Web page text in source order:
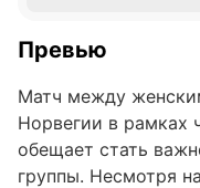
Превью
Матч между
Норвегии в рамках
обещает стать
группы. Несмотря